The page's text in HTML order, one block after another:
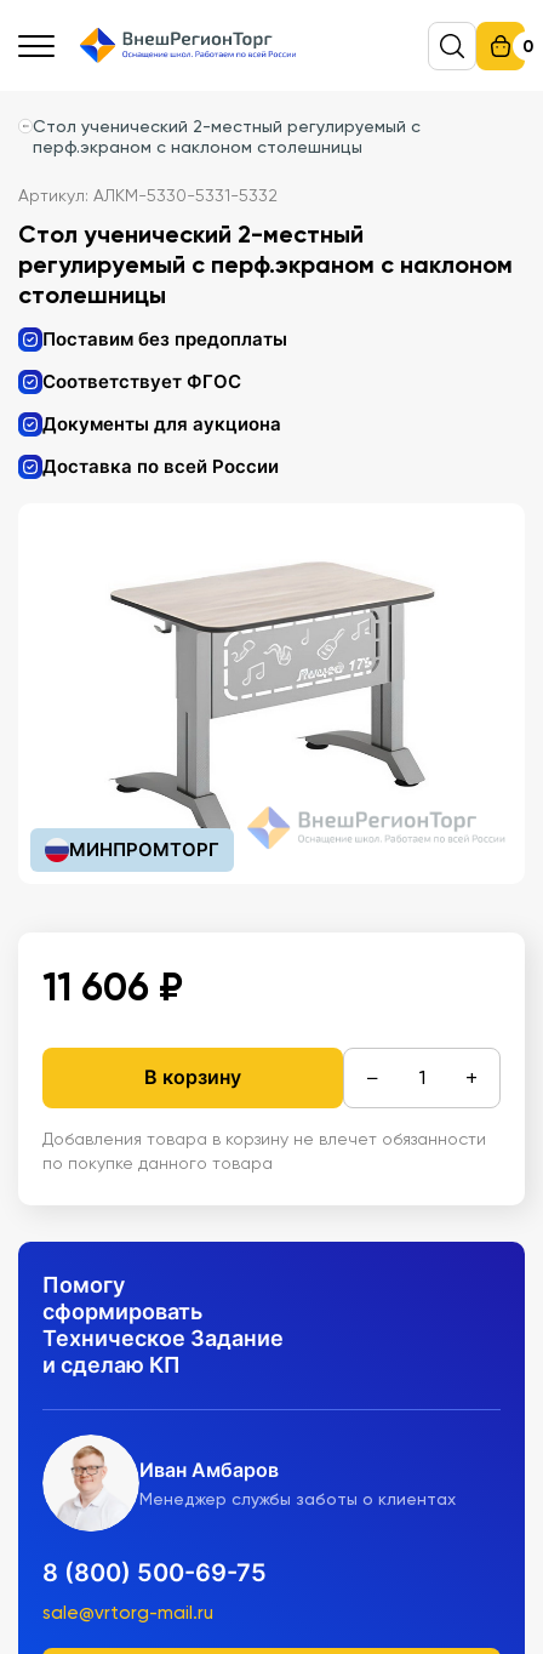
0
Стол ученический 2-местный регулируемый с
перф.экраном с наклоном столешницы
Артикул: АЛКМ-5330-5331-5332
Стол ученический 2-местный
регулируемый с перф.экраном с наклоном
столешницы
Поставим без предоплаты
Соответствует ФГОС
Документы для аукциона
Доставка по всей России
МИНПРОМТОРГ
11 606 ₽
В корзину − +
Добавления товара в корзину не влечет обязанности
по покупке данного товара
Помогу
сформировать
Техническое Задание
и сделаю КП
Иван Амбаров
Менеджер службы заботы о клиентах
8 (800) 500-69-75
sale@vrtorg-mail.ru